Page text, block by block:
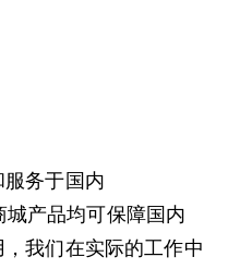
务于国内
产品均可保障国内
我们在实际的工作中